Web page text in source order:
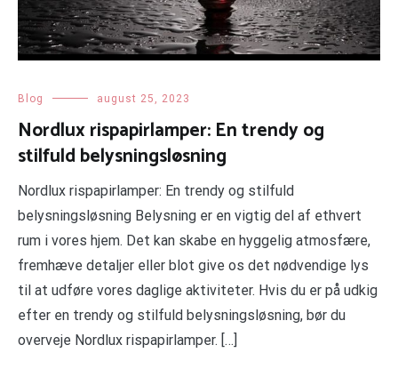
Blog august 25, 2023
Nordlux rispapirlamper: En trendy og
stilfuld belysningsløsning
Nordlux rispapirlamper: En trendy og stilfuld
belysningsløsning Belysning er en vigtig del af ethvert
rum i vores hjem. Det kan skabe en hyggelig atmosfære,
fremhæve detaljer eller blot give os det nødvendige lys
til at udføre vores daglige aktiviteter. Hvis du er på udkig
efter en trendy og stilfuld belysningsløsning, bør du
overveje Nordlux rispapirlamper. […]